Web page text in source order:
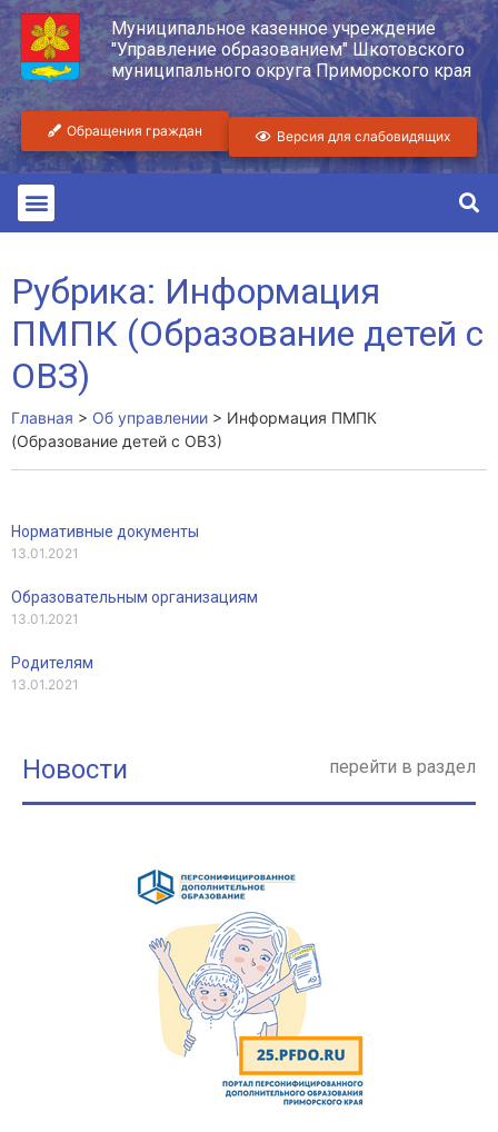
Муниципальное казенное учреждение
"Управление образованием" Шкотовского
муниципального округа Приморского края
Обращения граждан Версия для слабовидящих
Рубрика: Информация
ПМПК (Образование детей с
ОВЗ)
Главная > Об управлении > Информация ПМПК
(Образование детей с ОВЗ)
Нормативные документы
13.01.2021
Образовательным организациям
13.01.2021
Родителям
13.01.2021
Новости перейти в раздел